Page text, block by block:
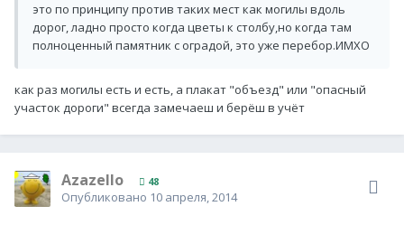
это по принципу против таких мест как могилы вдоль
дорог, ладно просто когда цветы к столбу,но когда там
полноценный памятник с оградой, это уже перебор.ИМХО
как раз могилы есть и есть, а плакат "объезд" или "опасный
участок дороги" всегда замечаеш и берёш в учёт
Azazello 48
Опубликовано 10 апреля, 2014